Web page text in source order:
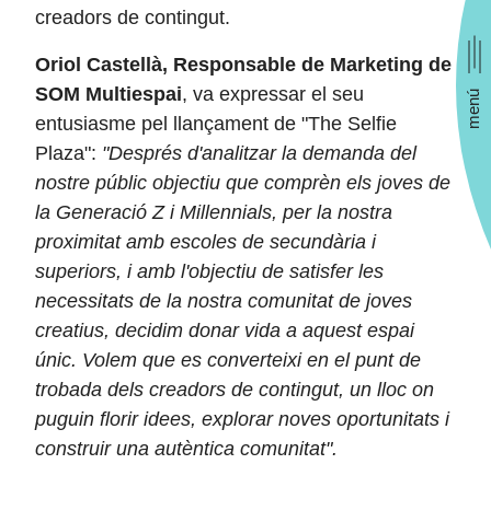
menú
creadors de contingut.
Oriol Castellà, Responsable de Marketing de
SOM Multiespai, va expressar el seu
entusiasme pel llançament de "The Selfie
Plaza": "Després d'analitzar la demanda del
nostre públic objectiu que comprèn els joves de
la Generació Z i Millennials, per la nostra
proximitat amb escoles de secundària i
superiors, i amb l'objectiu de satisfer les
necessitats de la nostra comunitat de joves
creatius, decidim donar vida a aquest espai
únic. Volem que es converteixi en el punt de
trobada dels creadors de contingut, un lloc on
puguin florir idees, explorar noves oportunitats i
construir una autèntica comunitat".